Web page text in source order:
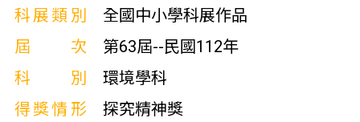
科展類別
全國中小學科展作品
屆次
第63屆--民國112年
科別
環境學科
得獎情形
探究精神獎